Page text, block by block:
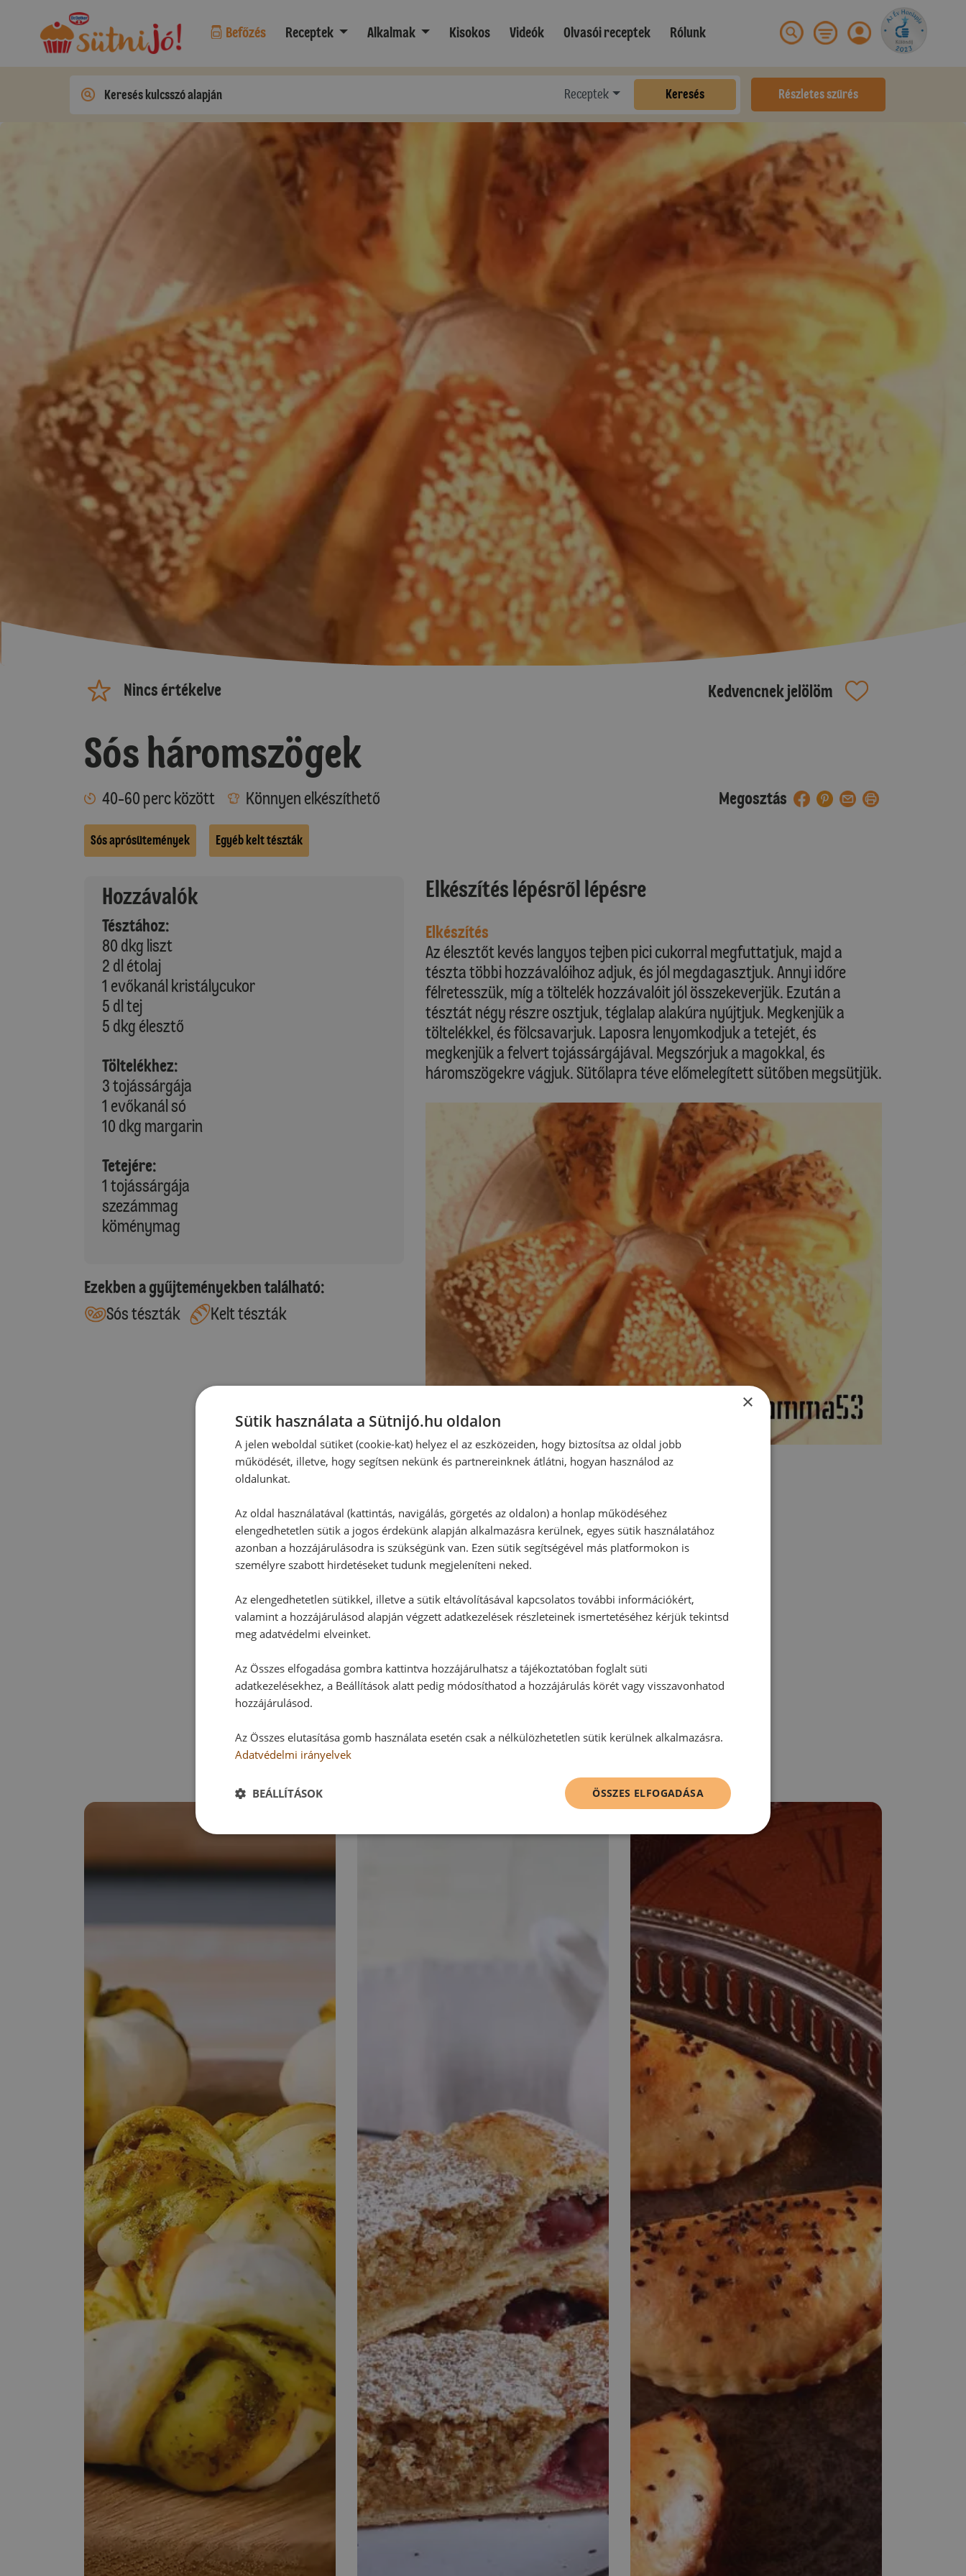
Befőzés Receptek Alkalmak Kisokos Videók Olvasói receptek Rólunk
Receptek Keresés Részletes szűrés
Nincs értékelve Kedvencnek jelölöm
Sós háromszögek
40-60 perc között Könnyen elkészíthető Megosztás
Sós aprósütemények Egyéb kelt tészták
Hozzávalók
Tésztához:
80 dkg liszt
2 dl étolaj
1 evőkanál kristálycukor
5 dl tej
5 dkg élesztő
Töltelékhez:
3 tojássárgája
1 evőkanál só
10 dkg margarin
Tetejére:
1 tojássárgája
szezámmag
köménymag
Ezekben a gyűjteményekben található:
Sós tészták
Kelt tészták
Elkészítés lépésről lépésre
Elkészítés
Az élesztőt kevés langyos tejben pici cukorral megfuttatjuk, majd a
tészta többi hozzávalóihoz adjuk, és jól megdagasztjuk. Annyi időre
félretesszük, míg a töltelék hozzávalóit jól összekeverjük. Ezután a
tésztát négy részre osztjuk, téglalap alakúra nyújtjuk. Megkenjük a
töltelékkel, és fölcsavarjuk. Laposra lenyomkodjuk a tetejét, és
megkenjük a felvert tojássárgájával. Megszórjuk a magokkal, és
háromszögekre vágjuk. Sütőlapra téve előmelegített sütőben megsütjük.
Hozzászólások
Ehhez a recepthez még nem érkezett hozzászólás.
Hozzászólás írása
Vélemény írásához, kérjük,jelentkezz be!
RECEPTAJÁNLÓ
×
Sütik használata a Sütnijó.hu oldalon
A jelen weboldal sütiket (cookie-kat) helyez el az eszközeiden, hogy biztosítsa az oldal jobb
működését, illetve, hogy segítsen nekünk és partnereinknek átlátni, hogyan használod az
oldalunkat.
Az oldal használatával (kattintás, navigálás, görgetés az oldalon) a honlap működéséhez
elengedhetetlen sütik a jogos érdekünk alapján alkalmazásra kerülnek, egyes sütik használatához
azonban a hozzájárulásodra is szükségünk van. Ezen sütik segítségével más platformokon is
személyre szabott hirdetéseket tudunk megjeleníteni neked.
Az elengedhetetlen sütikkel, illetve a sütik eltávolításával kapcsolatos további információkért,
valamint a hozzájárulásod alapján végzett adatkezelések részleteinek ismertetéséhez kérjük tekintsd
meg adatvédelmi elveinket.
Az Összes elfogadása gombra kattintva hozzájárulhatsz a tájékoztatóban foglalt süti
adatkezelésekhez, a Beállítások alatt pedig módosíthatod a hozzájárulás körét vagy visszavonhatod
hozzájárulásod.
Az Összes elutasítása gomb használata esetén csak a nélkülözhetetlen sütik kerülnek alkalmazásra.
Adatvédelmi irányelvek
ÖSSZES ELFOGADÁSA
BEÁLLÍTÁSOK